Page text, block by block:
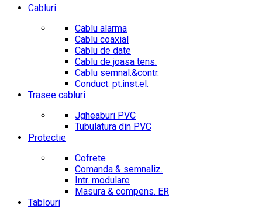
Cabluri
Cablu alarma
Cablu coaxial
Cablu de date
Cablu de joasa tens.
Cablu semnal.&contr.
Conduct. pt.inst.el.
Trasee cabluri
Jgheaburi PVC
Tubulatura din PVC
Protectie
Cofrete
Comanda & semnaliz.
Intr. modulare
Masura & compens. ER
Tablouri